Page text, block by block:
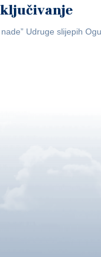
Udruge slijepih